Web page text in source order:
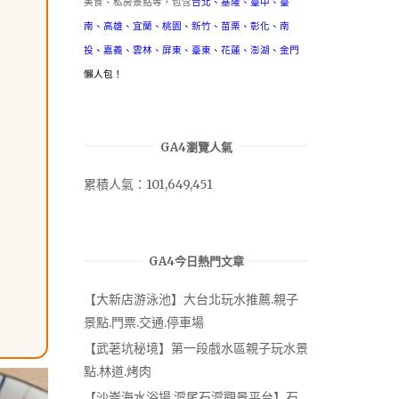
南 、 高雄 、 宜蘭 、 桃園 、 新竹 、 苗栗 、 彰化 、 南
投 、 嘉義 、 雲林 、 屏東 、 臺東 、 花蓮 、 澎湖 、 金門
懶人包！
GA4瀏覽人氣
累積人氣：101,649,451
GA4今日熱門文章
【大新店游泳池】大台北玩水推薦.親子
景點.門票.交通.停車場
【武荖坑秘境】第一段戲水區親子玩水景
點.林道.烤肉